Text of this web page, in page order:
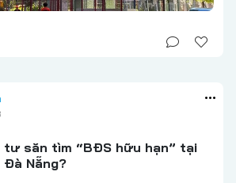
tư săn tìm “BĐS hữu hạn” tại
Nẵng?